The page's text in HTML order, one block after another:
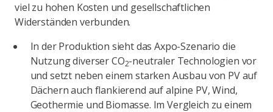
viel zu hohen Kosten und gesellschaftlichen
Widerständen verbunden.
In der Produktion sieht das Axpo-Szenario die
Nutzung diverser CO2-neutraler Technologien vor
und setzt neben einem starken Ausbau von PV auf
Dächern auch flankierend auf alpine PV, Wind,
Geothermie und Biomasse. Im Vergleich zu einem